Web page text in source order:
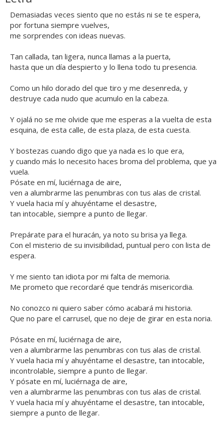
Demasiadas veces siento que no estás ni se te espera,
por fortuna siempre vuelves,
me sorprendes con ideas nuevas.
Tan callada, tan ligera, nunca llamas a la puerta,
hasta que un día despierto y lo llena todo tu presencia.
Como un hilo dorado del que tiro y me desenreda, y
destruye cada nudo que acumulo en la cabeza.
Y ojalá no se me olvide que me esperas a la vuelta de esta
esquina, de esta calle, de esta plaza, de esta cuesta.
Y bostezas cuando digo que ya nada es lo que era,
y cuando más lo necesito haces broma del problema, que ya
vuela.
Pósate en mí, luciérnaga de aire,
ven a alumbrarme las penumbras con tus alas de cristal.
Y vuela hacia mí y ahuyéntame el desastre,
tan intocable, siempre a punto de llegar.
Prepárate para el huracán, ya noto su brisa ya llega.
Con el misterio de su invisibilidad, puntual pero con lista de
espera.
Y me siento tan idiota por mi falta de memoria.
Me prometo que recordaré que tendrás misericordia.
No conozco ni quiero saber cómo acabará mi historia.
Que no pare el carrusel, que no deje de girar en esta noria.
Pósate en mí, luciérnaga de aire,
ven a alumbrarme las penumbras con tus alas de cristal.
Y vuela hacia mí y ahuyéntame el desastre, tan intocable,
incontrolable, siempre a punto de llegar.
Y pósate en mí, luciérnaga de aire,
ven a alumbrarme las penumbras con tus alas de cristal.
Y vuela hacia mí y ahuyéntame el desastre, tan intocable,
siempre a punto de llegar.